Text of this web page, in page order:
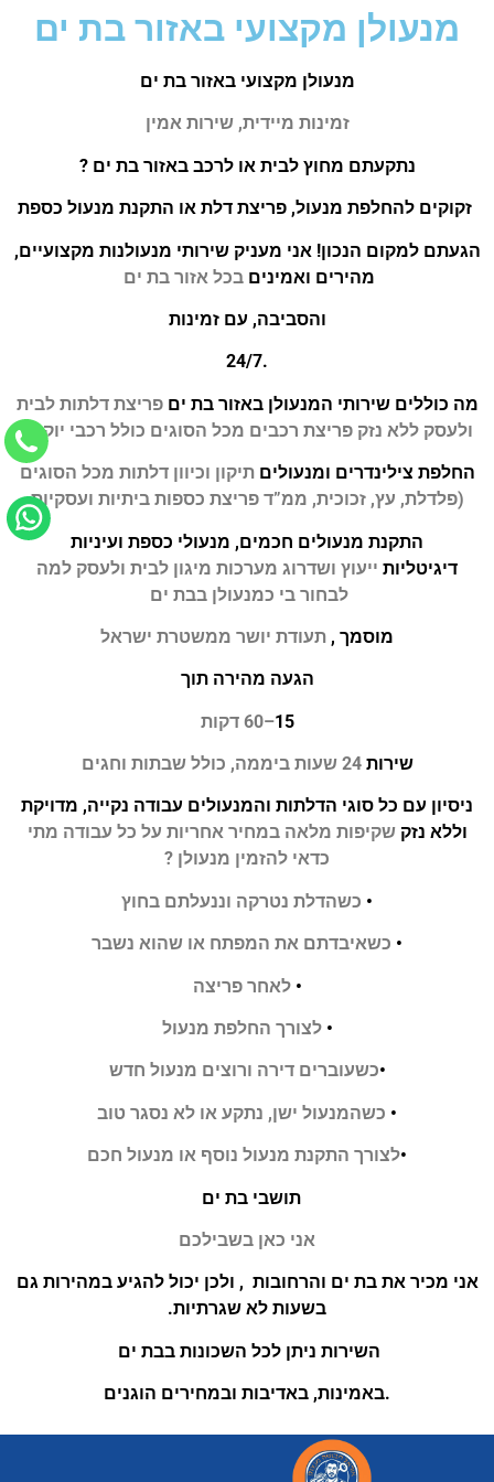
מנעולן מקצועי באזור בת ים
מנעולן מקצועי באזור בת ים
זמינות מיידית, שירות אמין
נתקעתם מחוץ לבית או לרכב באזור בת ים ?
זקוקים להחלפת מנעול, פריצת דלת או התקנת מנעול כספת
הגעתם למקום הנכון! אני מעניק שירותי מנעולנות מקצועיים,
מהירים ואמינים בכל אזור בת ים
והסביבה, עם זמינות
.24/
7
מה כוללים שירותי המנעולן באזור בת יםפריצת דלתות לבית
ולעסק ללא נזק פריצת רכבים מכל הסוגים כולל רכבי יוקרה
החלפת צילינדרים ומנעולים תיקון וכיוון דלתות מכל הסוגים
(פלדלת, עץ, זכוכית, ממ”דפריצת כספות ביתיות ועסקיות
התקנת מנעולים חכמים, מנעולי כספת ועיניות
דיגיטליות ייעוץ ושדרוג מערכות מיגון לבית ולעסק למה
לבחור בי כמנעולן בבת ים
מוסמך , תעודת יושר ממשטרת ישראל
הגעה מהירה תוך
15
–
60 דקות
שירות24 שעות ביממה, כולל שבתות וחגים
ניסיון עם כל סוגי הדלתות והמנעולים עבודה נקייה, מדויקת
וללא נזקשקיפות מלאה במחיראחריות על כל עבודה מתי
כדאי להזמין מנעולן ?
• כשהדלת נטרקה וננעלתם בחוץ
• כשאיבדתם את המפתח או שהוא נשבר
•לאחר פריצה
•לצורך החלפת מנעול
•כשעוברים דירה ורוצים מנעול חדש
• כשהמנעול ישן, נתקע או לא נסגר טוב
•לצורך התקנת מנעול נוסף או מנעול חכם
תושבי בת ים
אני כאן בשבילכם
אני מכיר את בת ים והרחובות , ולכן יכול להגיע במהירות גם
בשעות לא שגרתיות.
השירות ניתן לכל השכונות בבת ים
.באמינות, באדיבות ובמחירים הוגנים